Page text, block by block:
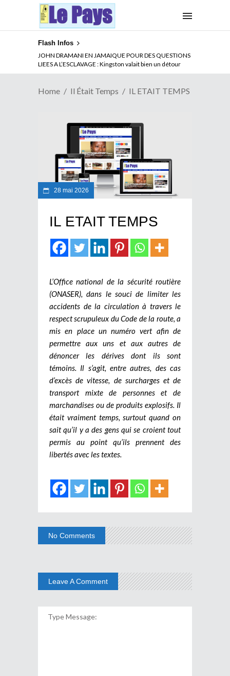
Flash Infos
JOHN DRAMANI EN JAMAIQUE POUR DES QUESTIONS
LIEES A L’ESCLAVAGE : Kingston valait bien un détour
Home Il Était Temps IL ETAIT TEMPS
28 mai 2026
IL ETAIT TEMPS
L’Office national de la sécurité routière
(ONASER), dans le souci de limiter les
accidents de la circulation à travers le
respect scrupuleux du Code de la route, a
mis en place un numéro vert afin de
permettre aux uns et aux autres de
dénoncer les dérives dont ils sont
témoins. Il s’agit, entre autres, des cas
d’excès de vitesse, de surcharges et de
transport mixte de personnes et de
marchandises ou de produits explosifs. Il
était vraiment temps, surtout quand on
sait qu’il y a des gens qui se croient tout
permis au point qu’ils prennent des
libertés avec les textes.
No Comments
Leave A Comment